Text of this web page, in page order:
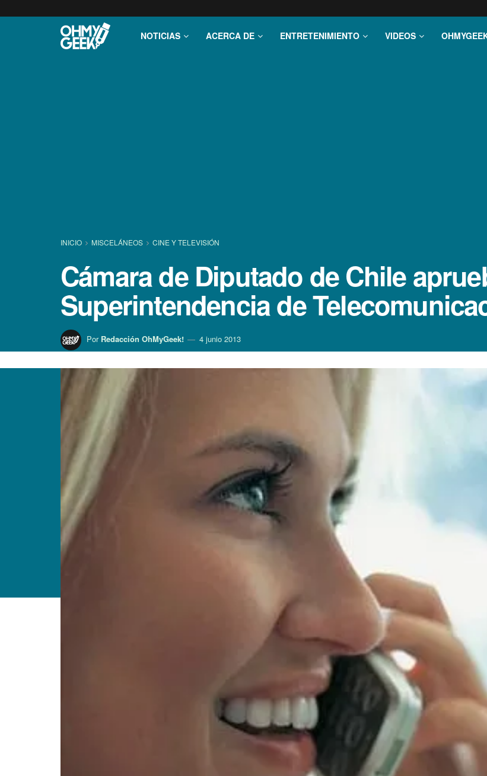
NOTICIAS ACERCA DE ENTRETENIMIENTO VIDEOS
INICIO MISCELÁNEOS CINE Y TELEVISIÓN
Cámara de Diputado de Chile
Superintendencia de
Por Redacción OhMyGeek! 4 junio 2013